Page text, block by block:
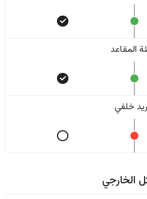
المقاعد
خلفي
الخارجي